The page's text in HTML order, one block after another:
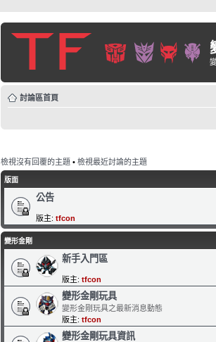
討論區首頁
檢視沒有回覆的主題 • 檢視最近討論的主題
版面
公告
版主: tfcon
變形金剛
新手入門區
版主: tfcon
變形金剛玩具
變形金剛玩具之最新消息動態
版主: tfcon
變形金剛玩具資訊